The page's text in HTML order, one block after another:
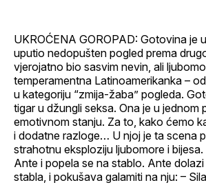
UKROĆENA GOROPAD: Gotovina je
uputio nedopušten pogled prema
vjerojatno bio sasvim nevin, ali
temperamentna Latinoamerikanka –
u kategoriju “zmija-žaba” pogleda.
tigar u džungli seksa. Ona je u jednom
emotivnom stanju. Za to, kako ćemo
i dodatne razloge… U njoj je ta scena
strahotnu eksploziju ljubomore i
Ante i popela se na stablo. Ante
stabla, i pokušava galamiti na nju: –